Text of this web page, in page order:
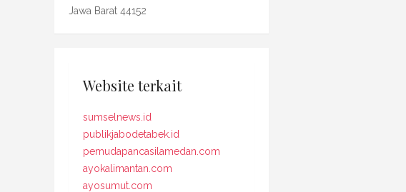
Jawa Barat 44152
Website terkait
sumselnews.id
publikjabodetabek.id
pemudapancasilamedan.com
ayokalimantan.com
ayosumut.com